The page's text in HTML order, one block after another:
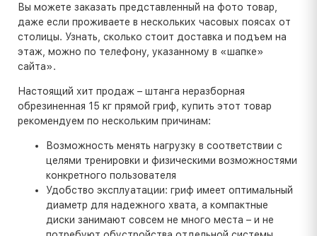
Вы можете заказать представленный на фото товар,
даже если проживаете в нескольких часовых поясах от
столицы. Узнать, сколько стоит доставка и подъем на
этаж, можно по телефону, указанному в «шапке»
сайта».
Настоящий хит продаж – штанга неразборная
обрезиненная 15 кг прямой гриф, купить этот товар
рекомендуем по нескольким причинам:
Возможность менять нагрузку в соответствии с
целями тренировки и физическими возможностями
конкретного пользователя
Удобство эксплуатации: гриф имеет оптимальный
диаметр для надежного хвата, а компактные
диски занимают совсем не много места – и не